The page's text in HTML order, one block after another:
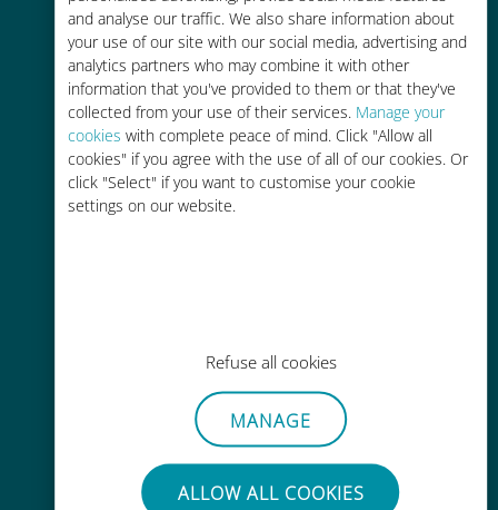
and analyse our traffic. We also share information about
your use of our site with our social media, advertising and
analytics partners who may combine it with other
information that you've provided to them or that they've
collected from your use of their services. Manage your
cookies with complete peace of mind. Click "Allow all
cookies" if you agree with the use of all of our cookies. Or
click "Select" if you want to customise your cookie
settings on our website.
Refuse all cookies
MANAGE
ALLOW ALL COOKIES
90% 저렴합니다.
간편한 충전
Wi-Fi나 남은 데이터가 없어도 Ubigi
간편한
기존 SIM 카드를 제거할 필요가 없습
니다.